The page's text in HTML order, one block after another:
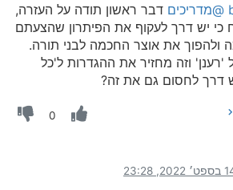
@מדריכים דבר ראשון תודה על העזרה,
כי יש דרך לעקוף את הפיתרון שהצעתם
ולהפוך את אוצר החכמה לבני תורה.
'רענן' וזה מחזיר את ההגדרות ל'כל
דרך לחסום גם את זה?
0
2022, 23:28